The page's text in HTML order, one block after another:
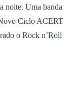
noite. Uma banda
Ciclo ACERT
o Rock n’Roll